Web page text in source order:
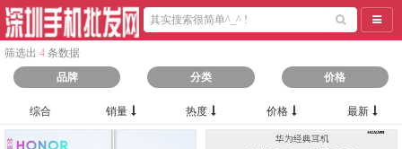
导航
筛选出 4 条数据
品牌
分类 价格
综合 销量 热度 价格 最新